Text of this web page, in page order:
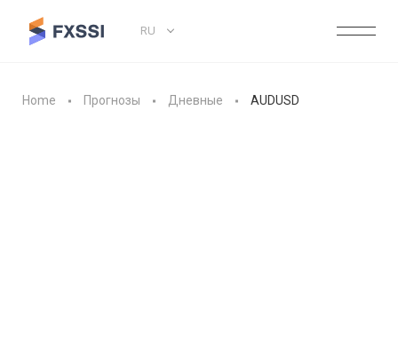
RU
Home Прогнозы Дневные AUDUSD